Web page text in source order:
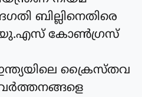
ബില്ലിനെതിരെ
യു.എസ് കോൺഗ്രസ്
ക്രൈസ്തവ